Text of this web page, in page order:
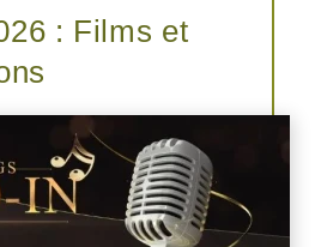
: Films et